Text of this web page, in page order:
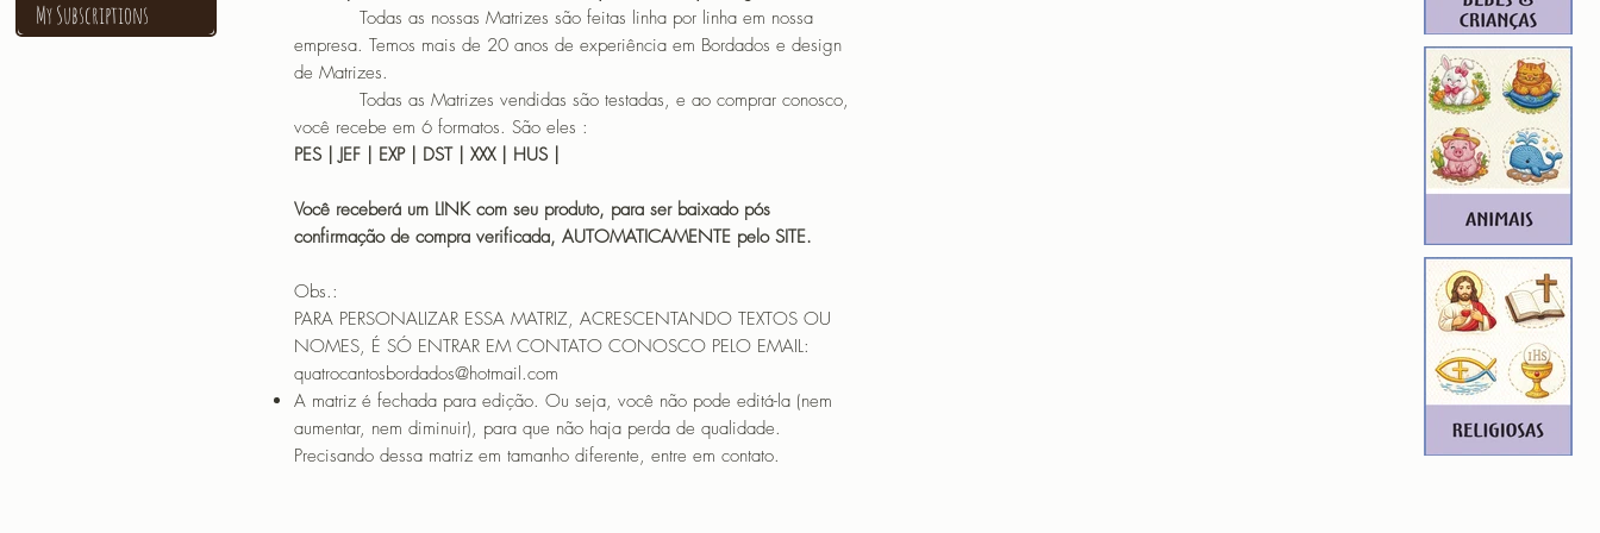
Todas as nossas Matrizes são feitas linha por linha em nossa
empresa. Temos mais de 20 anos de experiência em Bordados e design
de Matrizes.
Todas as Matrizes vendidas são testadas, e ao comprar conosco,
você recebe em 6 formatos. São eles :
PES | JEF | EXP | DST | XXX | HUS |
Você receberá um LINK com seu produto, para ser baixado pós
confirmação de compra verificada, AUTOMATICAMENTE pelo SITE.
Obs.:
PARA PERSONALIZAR ESSA MATRIZ, ACRESCENTANDO TEXTOS OU
NOMES, É SÓ ENTRAR EM CONTATO CONOSCO PELO EMAIL:
quatrocantosbordados@hotmail.com
A matriz é fechada para edição. Ou seja, você não pode editá-la (nem
aumentar, nem diminuir), para que não haja perda de qualidade.
Precisando dessa matriz em tamanho diferente, entre em contato.
My Subscriptions